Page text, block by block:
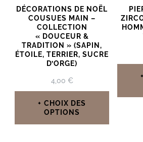
être
choisies
sur
la
page
du
produit
DÉCORATIONS DE NOËL
COUSUES MAIN –
COLLECTION
« DOUCEUR &
TRADITION » (SAPIN,
ÉTOILE, TERRIER, SUCRE
D’ORGE)
4,00 €
CHOIX DES
OPTIONS